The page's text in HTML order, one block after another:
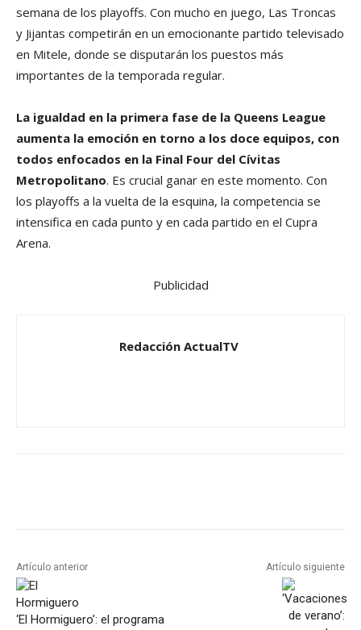
semana de los playoffs. Con mucho en juego, Las Troncas
y Jijantas competirán en un emocionante partido televisado
en Mitele, donde se disputarán los puestos más
importantes de la temporada regular.
La igualdad en la primera fase de la Queens League
aumenta la emoción en torno a los doce equipos, con
todos enfocados en la Final Four del Cívitas
Metropolitano. Es crucial ganar en este momento. Con
los playoffs a la vuelta de la esquina, la competencia se
intensifica en cada punto y en cada partido en el Cupra
Arena.
Publicidad
Redacción ActualTV
Artículo anterior
‘El Hormiguero’: el programa
Artículo siguiente